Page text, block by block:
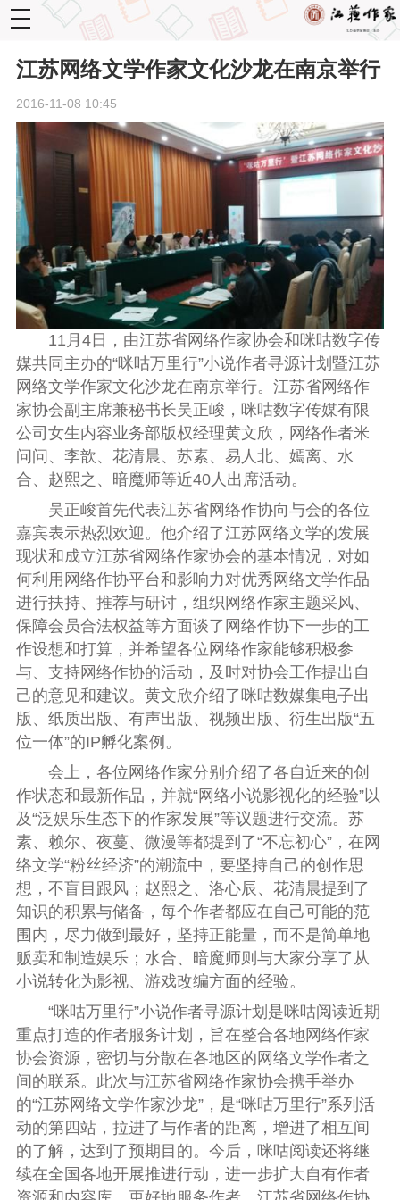
toggle
navigation
江苏网络文学作家文化沙龙在南京举行
2016-11-08 10:45
11月4日，由江苏省网络作家协会和咪咕数字传
媒共同主办的“咪咕万里行”小说作者寻源计划暨江苏
网络文学作家文化沙龙在南京举行。江苏省网络作
家协会副主席兼秘书长吴正峻，咪咕数字传媒有限
公司女生内容业务部版权经理黄文欣，网络作者米
问问、李歆、花清晨、苏素、易人北、嫣离、水
合、赵熙之、暗魔师等近40人出席活动。
吴正峻首先代表江苏省网络作协向与会的各位
嘉宾表示热烈欢迎。他介绍了江苏网络文学的发展
现状和成立江苏省网络作家协会的基本情况，对如
何利用网络作协平台和影响力对优秀网络文学作品
进行扶持、推荐与研讨，组织网络作家主题采风、
保障会员合法权益等方面谈了网络作协下一步的工
作设想和打算，并希望各位网络作家能够积极参
与、支持网络作协的活动，及时对协会工作提出自
己的意见和建议。黄文欣介绍了咪咕数媒集电子出
版、纸质出版、有声出版、视频出版、衍生出版“五
位一体”的IP孵化案例。
会上，各位网络作家分别介绍了各自近来的创
作状态和最新作品，并就“网络小说影视化的经验”以
及“泛娱乐生态下的作家发展”等议题进行交流。苏
素、赖尔、夜蔓、微漫等都提到了“不忘初心”，在网
络文学“粉丝经济”的潮流中，要坚持自己的创作思
想，不盲目跟风；赵熙之、洛心辰、花清晨提到了
知识的积累与储备，每个作者都应在自己可能的范
围内，尽力做到最好，坚持正能量，而不是简单地
贩卖和制造娱乐；水合、暗魔师则与大家分享了从
小说转化为影视、游戏改编方面的经验。
“咪咕万里行”小说作者寻源计划是咪咕阅读近期
重点打造的作者服务计划，旨在整合各地网络作家
协会资源，密切与分散在各地区的网络文学作者之
间的联系。此次与江苏省网络作家协会携手举办
的“江苏网络文学作家沙龙”，是“咪咕万里行”系列活
动的第四站，拉进了与作者的距离，增进了相互间
的了解，达到了预期目的。今后，咪咕阅读还将继
续在全国各地开展推进行动，进一步扩大自有作者